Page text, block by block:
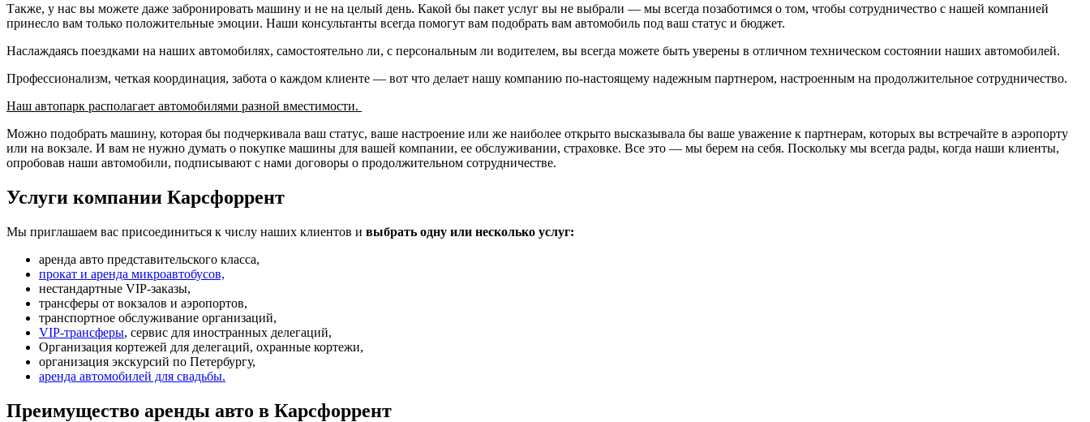
Также, у нас вы можете даже забронировать машину и не на целый день. Какой бы пакет услуг вы не выбрали — мы всегда позаботимся о том, чтобы сотрудничество с нашей компанией
принесло вам только положительные эмоции. Наши консультанты всегда помогут вам подобрать вам автомобиль под ваш статус и бюджет.
Наслаждаясь поездками на наших автомобилях, самостоятельно ли, с персональным ли водителем, вы всегда можете быть уверены в отличном техническом состоянии наших автомобилей.
Профессионализм, четкая координация, забота о каждом клиенте — вот что делает нашу компанию по-настоящему надежным партнером, настроенным на продолжительное сотрудничество.
Наш автопарк располагает автомобилями разной вместимости.
Можно подобрать машину, которая бы подчеркивала ваш статус, ваше настроение или же наиболее открыто высказывала бы ваше уважение к партнерам, которых вы встречайте в аэропорту
или на вокзале. И вам не нужно думать о покупке машины для вашей компании, ее обслуживании, страховке. Все это — мы берем на себя. Поскольку мы всегда рады, когда наши клиенты,
опробовав наши автомобили, подписывают с нами договоры о продолжительном сотрудничестве.
Услуги компании Карсфоррент
Мы приглашаем вас присоединиться к числу наших клиентов и выбрать одну или несколько услуг:
аренда авто представительского класса,
прокат и аренда микроавтобусов,
нестандартные VIP-заказы,
трансферы от вокзалов и аэропортов,
транспортное обслуживание организаций,
VIP-трансферы, сервис для иностранных делегаций,
Организация кортежей для делегаций, охранные кортежи,
организация экскурсий по Петербургу,
аренда автомобилей для свадьбы.
Преимущество аренды авто в Карсфоррент